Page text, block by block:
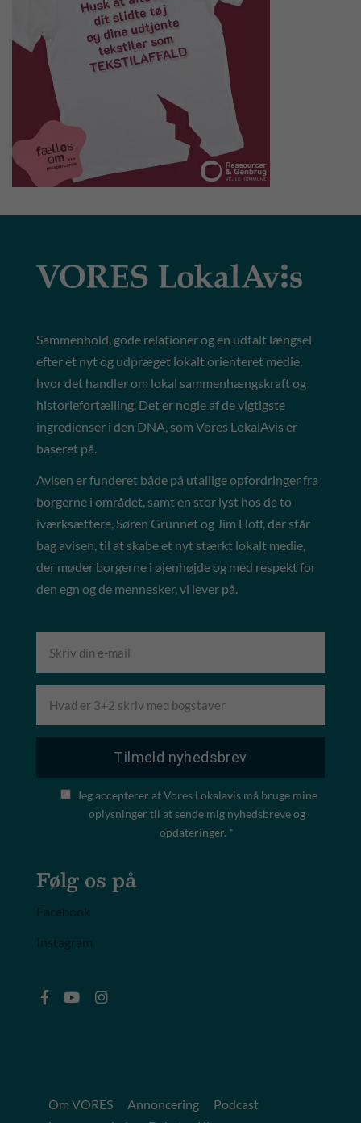
Sammenhold, gode relationer og en udtalt længsel
efter et nyt og udpræget lokalt orienteret medie,
hvor det handler om lokal sammenhængskraft og
historiefortælling. Det er nogle af de vigtigste
ingredienser i den DNA, som Vores LokalAvis er
baseret på.
Avisen er funderet både på utallige opfordringer fra
borgerne i området, samt en stor lyst hos de to
iværksættere, Søren Grunnet og Jim Hoff, der står
bag avisen, til at skabe et nyt stærkt lokalt medie,
der møder borgerne i øjenhøjde og med respekt for
den egn og de mennesker, vi lever på.
Jeg accepterer at Vores Lokalavis må bruge mine
oplysninger til at sende mig nyhedsbreve og
opdateringer. *
Følg os på
Om VORES Annoncering
Podcast